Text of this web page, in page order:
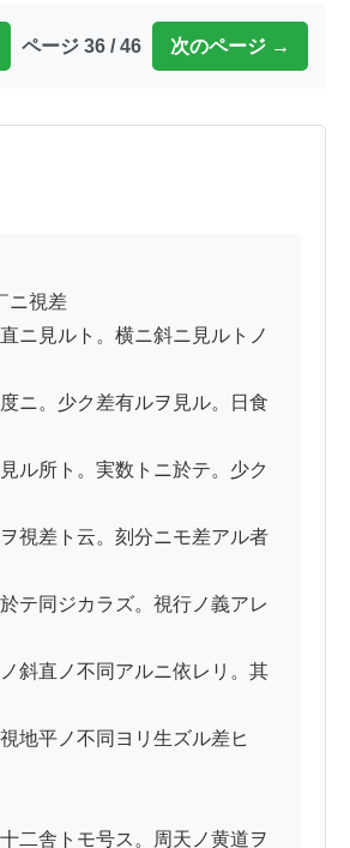
ページ 36 / 46 次のページ →
ニ見ルト。横ニ斜ニ見ルトノ
ニ。少ク差有ルヲ見ル。日食
ル所ト。実数トニ於テ。少ク
視差ト云。刻分ニモ差アル者
テ同ジカラズ。視行ノ義アレ
斜直ノ不同アルニ依レリ。其
地平ノ不同ヨリ生ズル差ヒ
二舎トモ号ス。周天ノ黄道ヲ